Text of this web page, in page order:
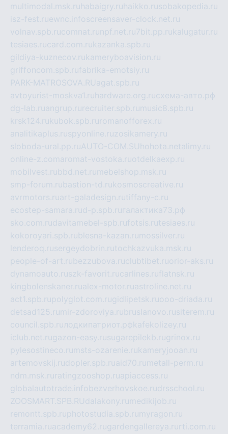
multimodal.msk.ru habaigry.ru haikko.rusobakopedia.ru
isz-fest.ruewnc.infoscreensaver-clock.net.ru
volnav.spb.rucomnat.ru npf.net.ru7bit.pp.rukalugatur.ru
tesiaes.rucard.com.rukazanka.spb.ru
gildiya-kuznecov.rukameryboavision.ru
griffoncom.spb.rufabrika-emotsiy.ru
PARK-MATROSOVA.RUagat.spb.ru
avtoyurist-moskva1.ru hardware.org.ruсхема-авто.рф
dg-lab.ruangrup.ru recruiter.spb.ru music8.spb.ru
krsk124.rukubok.spb.ru romanofforex.ru
analitikaplus.ruspyonline.ruzosikamery.ru
sloboda-ural.pp.ruAUTO-COM.SU hohota.netalimy.ru
online-z.comaromat-vostoka.ruotdelkaexp.ru
mobilvest.rubbd.net.ru mebelshop.msk.ru
smp-forum.rubastion-td.rukosmoscreative.ru
avrmotors.ruart-galadesign.rutiffany-c.ru
ecostep-samara.rud-p.spb.ru галактика73.рф
sko.com.rudavitamebel-spb.rufotsis.rutesiaes.ru
kokoroyari.spb.rublesna-kazan.ru mossilver.ru
lenderoq.rusergeydobrin.rutochkazvuka.msk.ru
people-of-art.rubezzubova.ruclubtibet.ruorior-aks.ru
dynamoauto.ruszk-favorit.rucarlines.ruflatnsk.ru
kingbolenskaner.rualex-motor.ruastroline.net.ru
act1.spb.rupolyglot.com.rugidlipetsk.ruooo-driada.ru
detsad125.ru mir-zdoroviya.rubruslanovo.rusiterem.ru
council.spb.ruлодкипатриот.рфkafekolizey.ru
iclub.net.rugazon-easy.rusugarepilekb.rugrinox.ru
pylesostineco.ru msts-ozarenie.rukameryjooan.ru
artemovskij.rudopler.spb.ruaid70.ru metall-perm.ru
ndm.msk.ru ratingzooshop.ruapiaccess.ru
globalautotrade.info bezverhovskoe.rudrsschool.ru
ZOOSMART.SPB.RUdalakony.ru medikijob.ru
remontt.spb.ruphotostudia.spb.ru myragon.ru
terramia.ruacademy62.rugardengallereya.ru rti.com.ru